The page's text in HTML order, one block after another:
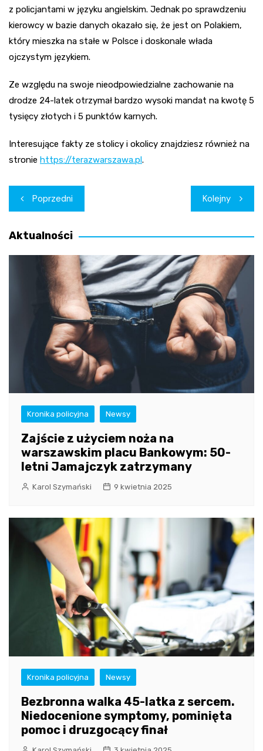
z policjantami w języku angielskim. Jednak po sprawdzeniu
kierowcy w bazie danych okazało się, że jest on Polakiem,
który mieszka na stałe w Polsce i doskonale włada
ojczystym językiem.
Ze względu na swoje nieodpowiedzialne zachowanie na
drodze 24-latek otrzymał bardzo wysoki mandat na kwotę 5
tysięcy złotych i 5 punktów karnych.
Interesujące fakty ze stolicy i okolicy znajdziesz również na
stronie https://terazwarszawa.pl.
Nawigacja
wpisu
Poprzedni Kolejny
Aktualności
Kronika policyjna Newsy
Zajście z użyciem noża na
warszawskim placu Bankowym: 50-
letni Jamajczyk zatrzymany
Karol Szymański 9 kwietnia 2025
Kronika policyjna Newsy
Bezbronna walka 45-latka z sercem.
Niedocenione symptomy, pominięta
pomoc i druzgocący finał